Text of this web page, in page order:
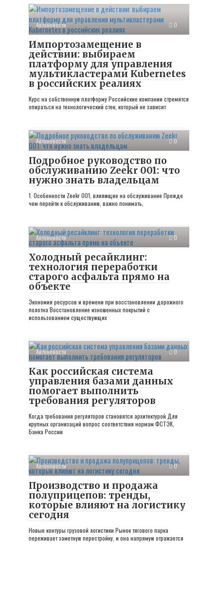
Автоновости 0
Импортозамещение в
действии: выбираем
платформу для управления
мультикластерами Kubernetes
в российских реалиях
Курс на собственную платформу Российские компании стремятся
опираться на технологический стек, который не зависит
Автоновости 0
Подробное руководство по
обслуживанию Zeekr 001: что
нужно знать владельцам
1. Особенности Zeekr 001, влияющие на обслуживание Прежде
чем перейти к обслуживанию, важно понимать,
Автоновости 0
Холодный ресайклинг:
технология переработки
старого асфальта прямо на
объекте
Экономия ресурсов и времени при восстановлении дорожного
полотна Восстановление изношенных покрытий с
использованием существующих
Автоновости 0
Как российская система
управления базами данных
помогает выполнить
требования регуляторов
Когда требования регуляторов становятся архитектурой Для
крупных организаций вопрос соответствия нормам ФСТЭК,
Банка России
Автоновости 0
Производство и продажа
полуприцепов: тренды,
которые влияют на логистику
сегодня
Новые контуры грузовой логистики Рынок тягового парка
переживает заметную перестройку, и она напрямую отражается